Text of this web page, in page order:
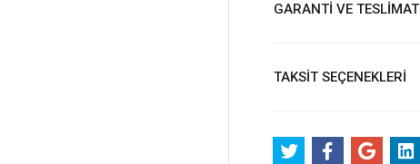
GARANTİ VE TESLİMAT
TAKSİT SEÇENEKLERİ